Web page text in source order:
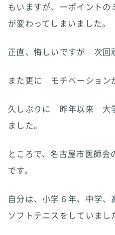
もいますが、一ポイント
が変わってしまいました。
正直、悔しいですが 次回
また更に モチベーション
久しぶりに 昨年以来 大
ました。
ところで、名古屋市医師
です。
自分は、小学６年、中学
ソフトテニスをしていまし